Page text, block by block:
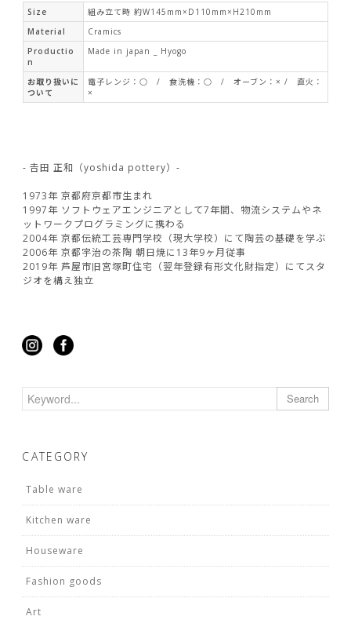
Size
組み立て時 約W145mm×D110mm×H210mm
Material
Cramics
Productio
n
Made in japan _ Hyogo
お取り扱いに
ついて
電子レンジ：○ / 食洗機：○ / オーブン：× / 直火：
×
- 𠮷田 正和（yoshida pottery）-
1973年 京都府京都市生まれ
1997年 ソフトウェアエンジニアとして7年間、物流システムやネ
ットワークプログラミングに携わる
2004年 京都伝統工芸専門学校（現大学校）にて陶芸の基礎を学ぶ
2006年 京都宇治の茶陶 朝日焼に13年9ヶ月従事
2019年 芦屋市旧宮塚町住宅（翌年登録有形文化財指定）にてスタ
ジオを構え独立
Search
CATEGORY
Table ware
Kitchen ware
Houseware
Fashion goods
Art